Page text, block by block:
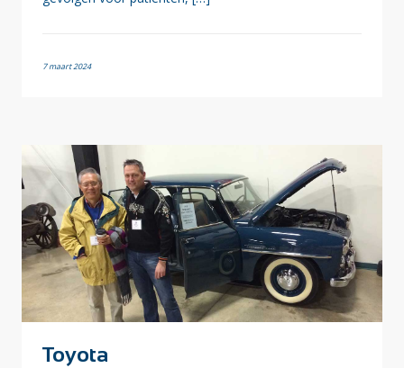
7 maart 2024
Toyota